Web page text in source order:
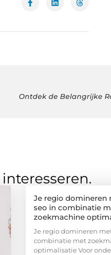
Ontdek de Belangrijke
Je regio domineren
seo in combinatie
zoekmachine
Je regio domineren
combinatie met
optimalisatie Voor